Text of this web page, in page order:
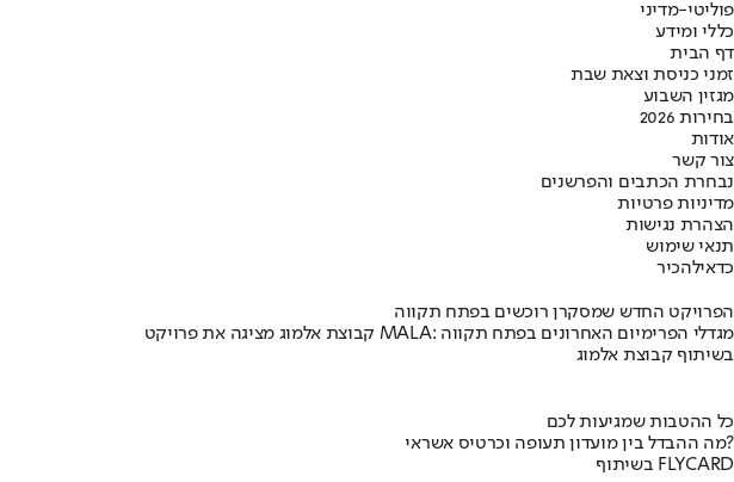
פוליטי-מדיני
כללי ומידע
דף הבית
זמני כניסת וצאת שבת
מגזין השבוע
בחירות 2026
אודות
צור קשר
נבחרת הכתבים והפרשנים
מדיניות פרטיות
הצהרת נגישות
תנאי שימוש
כדאילהכיר
הפרויקט החדש שמסקרן רוכשים בפתח תקווה
קבוצת אלמוג מציגה את פרויקט MALA: מגדלי הפרימיום האחרונים בפתח תקווה
בשיתוף קבוצת אלמוג
כל ההטבות שמגיעות לכם
מה ההבדל בין מועדון תעופה וכרטיס אשראי?
בשיתוף FLYCARD